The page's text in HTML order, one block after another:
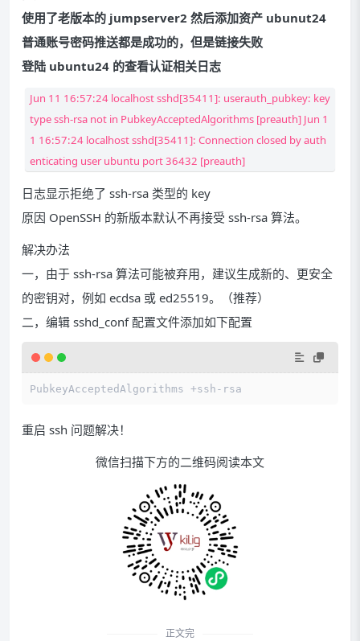
使用了老版本的 jumpserver2 然后添加资产 ubunut24
普通账号密码推送都是成功的，但是链接失败
登陆 ubuntu24 的查看认证相关日志
Jun 11 16:57:24 localhost sshd[35411]: userauth_pubkey: key
type ssh-rsa not in PubkeyAcceptedAlgorithms [preauth] Jun 1
1 16:57:24 localhost sshd[35411]: Connection closed by auth
enticating user ubuntu port 36432 [preauth]
日志显示拒绝了 ssh-rsa 类型的 key
原因 OpenSSH 的新版本默认不再接受 ssh-rsa 算法。
解决办法
一，由于 ssh-rsa 算法可能被弃用，建议生成新的、更安全
的密钥对，例如 ecdsa 或 ed25519。（推荐）
二，编辑 sshd_conf 配置文件添加如下配置
PubkeyAcceptedAlgorithms +ssh-rsa
重启 ssh 问题解决！
微信扫描下方的二维码阅读本文
正文完